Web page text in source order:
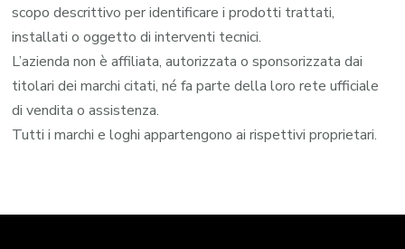
scopo descrittivo per identificare i prodotti trattati,
installati o oggetto di interventi tecnici.
L’azienda non è affiliata, autorizzata o sponsorizzata dai
titolari dei marchi citati, né fa parte della loro rete ufficiale
di vendita o assistenza.
Tutti i marchi e loghi appartengono ai rispettivi proprietari.